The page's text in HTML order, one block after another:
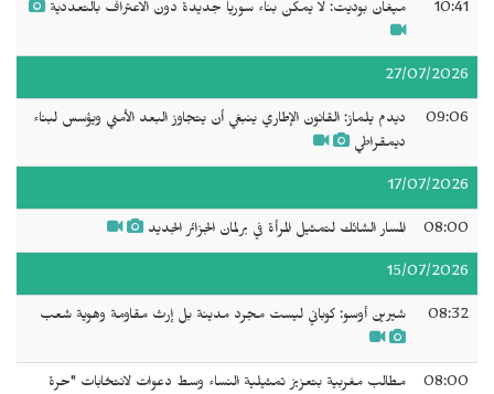
10:41 ميغان بوديت: لا يمكن بناء سوريا جديدة دون الاعتراف بالتعددية
27/07/2026
09:06
ديدم يلماز: القانون الإطاري ينبغي أن يتجاوز البعد الأمني ويؤسس لبناء
ديمقراطي
17/07/2026
08:00 المسار الشائك لتمثيل المرأة في برلمان الجزائر الجديد
15/07/2026
08:32 شيرين أوسو: كوباني ليست مجرد مدينة بل إرث مقاومة وهوية شعب
08:00
مطالب مغربية بتعزيز تمثيلية النساء وسط دعوات لانتخابات "حرة